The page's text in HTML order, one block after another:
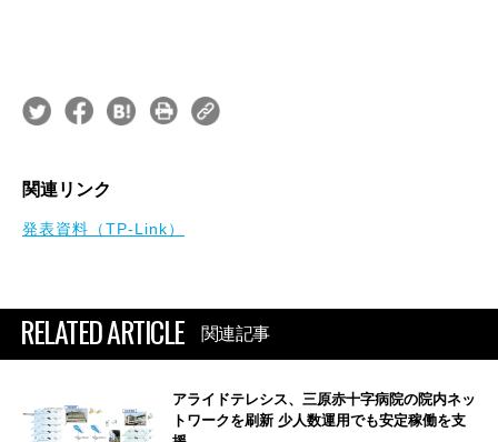
関連リンク
発表資料（TP-Link）
RELATED ARTICLE 関連記事
アライドテレシス、三原赤十字病院の院内ネッ
トワークを刷新 少人数運用でも安定稼働を支